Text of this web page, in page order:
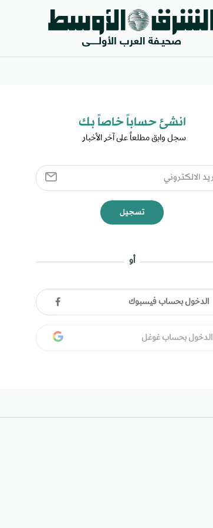
انشئ حساباً خاصاً بك​
سجل وابق مطلعاً على آخر الأخبار ​
تسجيل
أو
الدخول بحساب فيسبوك
الدخول بحساب غوغل